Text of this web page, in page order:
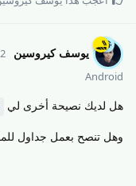
يوسف كيروسين 12
Android
هل لديك نصيحة أخرى لي
وهل تنصح بعمل جداول